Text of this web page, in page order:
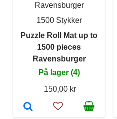
Ravensburger
1500 Stykker
Puzzle Roll Mat up to
1500 pieces
Ravensburger
På lager (4)
150,00 kr